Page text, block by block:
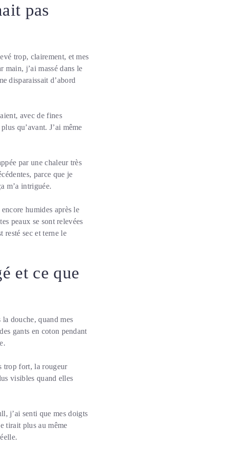
pas
trop, clairement, et mes
main, j’ai massé dans le
disparaissait d’abord
avec de fines
qu’avant. J’ai même
par une chaleur très
parce que je
m’a intriguée.
humides après le
peaux se sont relevées
resté sec et terne le
et ce que
la douche, quand mes
gants en coton pendant
trop fort, la rougeur
visibles quand elles
j’ai senti que mes doigts
tirait plus au même